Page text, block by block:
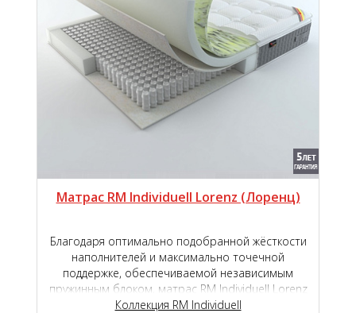
Матрас RM Individuell Lorenz (Лоренц)
Благодаря оптимально подобранной жёсткости
наполнителей и максимально точечной
поддержке, обеспечиваемой независимым
пружинным блоком, матрас RM Individuell Lorenz
подарит наивысший уровень комфорта во
Коллекция RM Individuell